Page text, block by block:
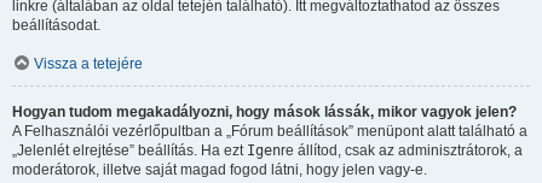
linkre (általában az oldal tetején található). Itt megváltoztathatod az összes
beállításodat.
Vissza a tetejére
Hogyan tudom megakadályozni, hogy mások lássák, mikor vagyok jelen?
A Felhasználói vezérlőpultban a „Fórum beállítások” menüpont alatt található a
„Jelenlét elrejtése” beállítás. Ha ezt Igenre állítod, csak az adminisztrátorok, a
moderátorok, illetve saját magad fogod látni, hogy jelen vagy-e.